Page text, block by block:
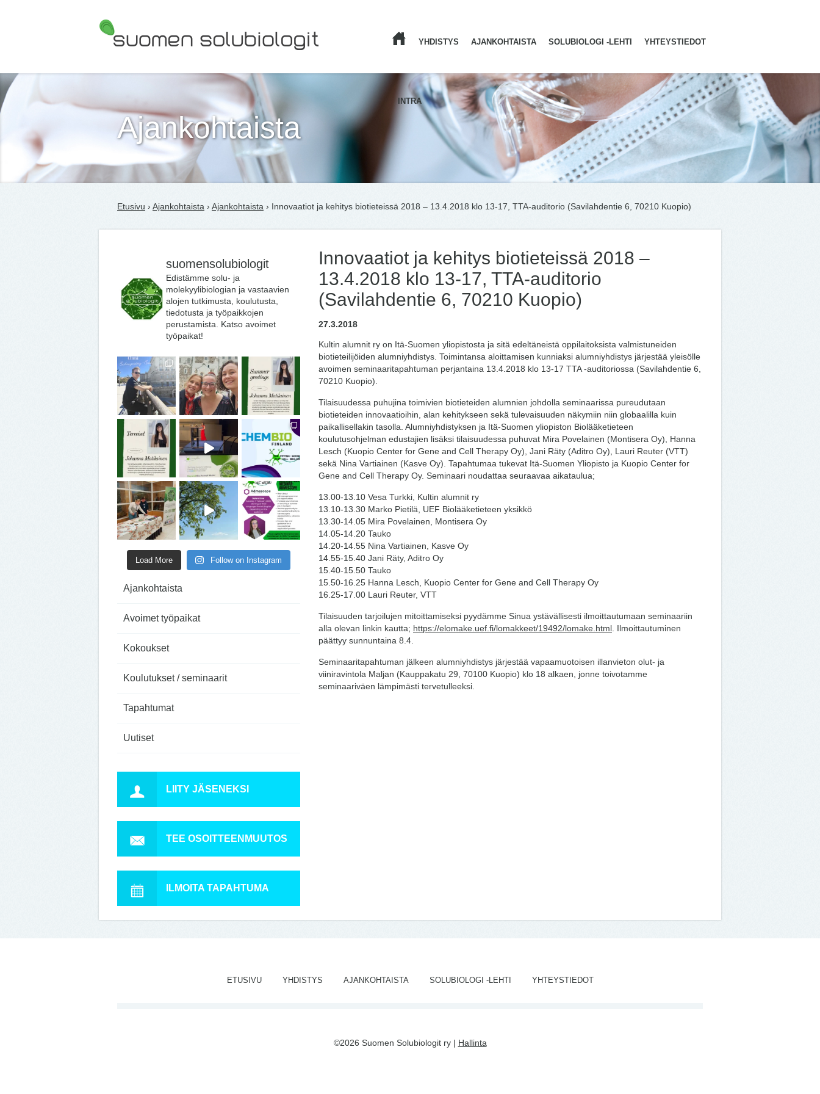
YHDISTYS AJANKOHTAISTA SOLUBIOLOGI -LEHTI YHTEYSTIEDOT
INTRA
Ajankohtaista
Etusivu › Ajankohtaista › Ajankohtaista › Innovaatiot ja kehitys biotieteissä 2018 – 13.4.2018 klo 13-17, TTA-auditorio (Savilahdentie 6, 70210 Kuopio)
suomensolubiologit
Edistämme solu- ja
molekyylibiologian ja vastaavien
alojen tutkimusta, koulutusta,
tiedotusta ja työpaikkojen
perustamista. Katso avoimet
työpaikat!
Load More Follow on Instagram
Ajankohtaista
Avoimet työpaikat
Kokoukset
Koulutukset / seminaarit
Tapahtumat
Uutiset
LIITY JÄSENEKSI
TEE OSOITTEENMUUTOS
ILMOITA TAPAHTUMA
Innovaatiot ja kehitys biotieteissä 2018 –
13.4.2018 klo 13-17, TTA-auditorio
(Savilahdentie 6, 70210 Kuopio)
27.3.2018
Kultin alumnit ry on Itä-Suomen yliopistosta ja sitä edeltäneistä oppilaitoksista valmistuneiden
biotieteilijöiden alumniyhdistys. Toimintansa aloittamisen kunniaksi alumniyhdistys järjestää yleisölle
avoimen seminaaritapahtuman perjantaina 13.4.2018 klo 13-17 TTA -auditoriossa (Savilahdentie 6,
70210 Kuopio).
Tilaisuudessa puhujina toimivien biotieteiden alumnien johdolla seminaarissa pureudutaan
biotieteiden innovaatioihin, alan kehitykseen sekä tulevaisuuden näkymiin niin globaalilla kuin
paikallisellakin tasolla. Alumniyhdistyksen ja Itä-Suomen yliopiston Biolääketieteen
koulutusohjelman edustajien lisäksi tilaisuudessa puhuvat Mira Povelainen (Montisera Oy), Hanna
Lesch (Kuopio Center for Gene and Cell Therapy Oy), Jani Räty (Aditro Oy), Lauri Reuter (VTT)
sekä Nina Vartiainen (Kasve Oy). Tapahtumaa tukevat Itä-Suomen Yliopisto ja Kuopio Center for
Gene and Cell Therapy Oy. Seminaari noudattaa seuraavaa aikataulua;
13.00-13.10 Vesa Turkki, Kultin alumnit ry
13.10-13.30 Marko Pietilä, UEF Biolääketieteen yksikkö
13.30-14.05 Mira Povelainen, Montisera Oy
14.05-14.20 Tauko
14.20-14.55 Nina Vartiainen, Kasve Oy
14.55-15.40 Jani Räty, Aditro Oy
15.40-15.50 Tauko
15.50-16.25 Hanna Lesch, Kuopio Center for Gene and Cell Therapy Oy
16.25-17.00 Lauri Reuter, VTT
Tilaisuuden tarjoilujen mitoittamiseksi pyydämme Sinua ystävällisesti ilmoittautumaan seminaariin
alla olevan linkin kautta; https://elomake.uef.fi/lomakkeet/19492/lomake.html . Ilmoittautuminen
päättyy sunnuntaina 8.4.
Seminaaritapahtuman jälkeen alumniyhdistys järjestää vapaamuotoisen illanvieton olut- ja
viiniravintola Maljan (Kauppakatu 29, 70100 Kuopio) klo 18 alkaen, jonne toivotamme
seminaariväen lämpimästi tervetulleeksi.
ETUSIVU YHDISTYS AJANKOHTAISTA SOLUBIOLOGI -LEHTI YHTEYSTIEDOT
©2026 Suomen Solubiologit ry | Hallinta